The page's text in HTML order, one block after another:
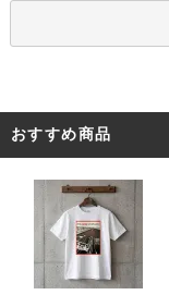
おすすめ商品